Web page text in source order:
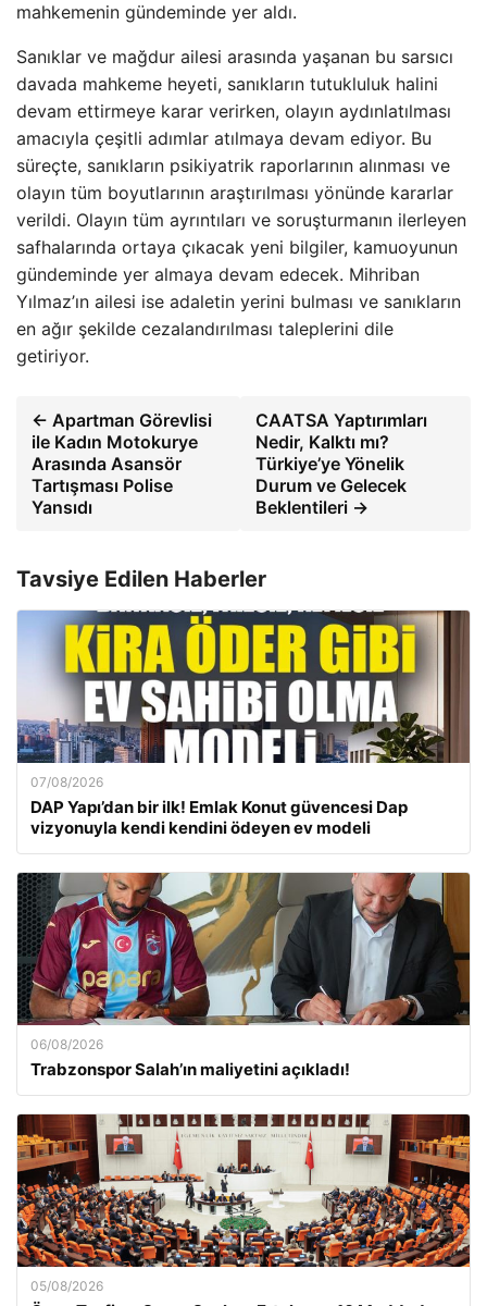
mahkemenin gündeminde yer aldı.
Sanıklar ve mağdur ailesi arasında yaşanan bu sarsıcı
davada mahkeme heyeti, sanıkların tutukluluk halini
devam ettirmeye karar verirken, olayın aydınlatılması
amacıyla çeşitli adımlar atılmaya devam ediyor. Bu
süreçte, sanıkların psikiyatrik raporlarının alınması ve
olayın tüm boyutlarının araştırılması yönünde kararlar
verildi. Olayın tüm ayrıntıları ve soruşturmanın ilerleyen
safhalarında ortaya çıkacak yeni bilgiler, kamuoyunun
gündeminde yer almaya devam edecek. Mihriban
Yılmaz’ın ailesi ise adaletin yerini bulması ve sanıkların
en ağır şekilde cezalandırılması taleplerini dile
getiriyor.
← Apartman Görevlisi
ile Kadın Motokurye
Arasında Asansör
Tartışması Polise
Yansıdı
CAATSA Yaptırımları
Nedir, Kalktı mı?
Türkiye’ye Yönelik
Durum ve Gelecek
Beklentileri →
Tavsiye Edilen Haberler
07/08/2026
DAP Yapı’dan bir ilk! Emlak Konut güvencesi Dap
vizyonuyla kendi kendini ödeyen ev modeli
06/08/2026
Trabzonspor Salah’ın maliyetini açıkladı!
05/08/2026